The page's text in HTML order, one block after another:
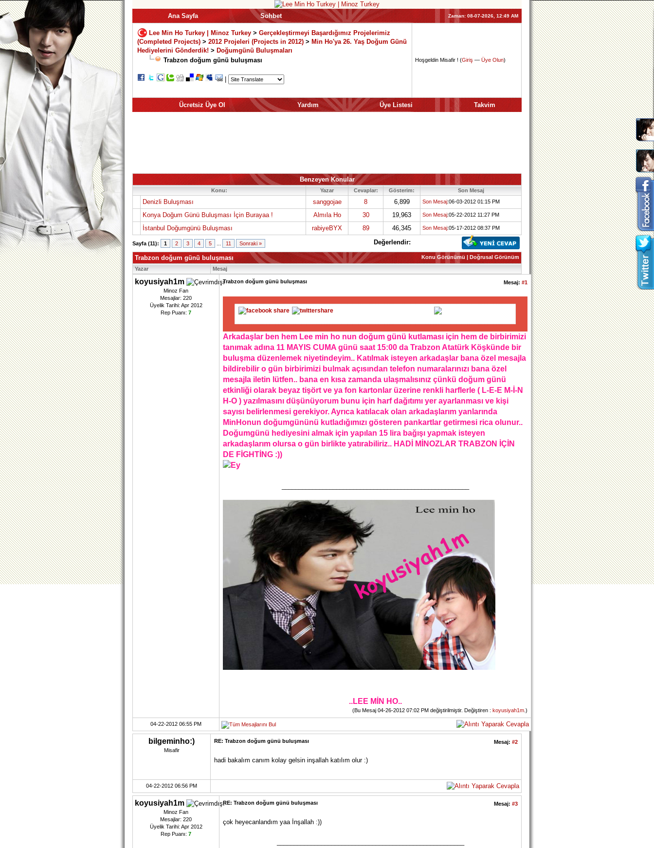
Ana Sayfa Sohbet Zaman:08-07-2026, 12:49 AM
Lee Min Ho Turkey | Minoz Turkey > Gerçekleştirmeyi Başardığımız Projelerimiz
(Completed Projects) > 2012 Projeleri (Projects in 2012) > Min Ho'ya 26. Yaş Doğum Günü
Hediyelerini Gönderdik! > Doğumgünü Buluşmaları
Trabzon doğum günü buluşması
Hoşgeldin Misafir ! (Giriş — Üye Olun)
Ücretsiz Üye Ol Yardım Üye Listesi Takvim
Benzeyen Konular
Konu: Yazar Cevaplar: Gösterim: Son Mesaj
Denizli Buluşması sanggojae 8 6,899 Son Mesaj:06-03-2012 01:15 PM
Konya Doğum Günü Buluşması İçin Burayaa ! Almıla Ho 30 19,963 Son Mesaj:05-22-2012 11:27 PM
İstanbul Doğumgünü Buluşması rabiyeBYX 89 46,345 Son Mesaj:05-17-2012 08:37 PM
Sayfa (11): 1 2 3 4 5 11 Sonraki » Değerlendir:
Konu Görünümü|Doğrusal Görünüm
Trabzon doğum günü buluşması
Yazar Mesaj
koyusiyah1m
Minoz Fan
Mesajlar: 220
Üyelik Tarihi: Apr 2012
Rep Puanı: 7
Mesaj: #1
Trabzon doğum günü buluşması
Arkadaşlar ben hem Lee min ho nun doğum günü kutlaması için hem de birbirimizi
tanımak adına 11 MAYIS CUMA günü saat 15:00 da Trabzon Atatürk Köşkünde bir
buluşma düzenlemek niyetindeyim.. Katılmak isteyen arkadaşlar bana özel mesajla
bildirebilir o gün birbirimizi bulmak açısından telefon numaralarınızı bana özel
mesajla iletin lütfen.. bana en kısa zamanda ulaşmalısınız çünkü doğum günü
etkinliği olarak beyaz tişört ve ya fon kartonlar üzerine renkli harflerle ( L-E-E M-İ-N
H-O ) yazılmasını düşünüyorum bunu için harf dağıtımı yer ayarlanması ve kişi
sayısı belirlenmesi gerekiyor. Ayrıca katılacak olan arkadaşlarım yanlarında
MinHonun doğumgününü kutladığımızı gösteren pankartlar getirmesi rica olunur..
Doğumgünü hediyesini almak için yapılan 15 lira bağışı yapmak isteyen
arkadaşlarım olursa o gün birlikte yatırabiliriz.. HADİ MİNOZLAR TRABZON İÇİN
DE FİGHTİNG :))
..LEE MİN HO..
(Bu Mesaj 04-26-2012 07:02 PM değiştirilmiştir. Değiştiren : koyusiyah1m .)
04-22-2012 06:55 PM
bilgeminho:)
Misafir
Mesaj: #2
RE: Trabzon doğum günü buluşması
hadi bakalım canım kolay gelsin inşallah katılım olur :)
04-22-2012 06:56 PM
koyusiyah1m
Minoz Fan
Mesajlar: 220
Üyelik Tarihi: Apr 2012
Rep Puanı: 7
Mesaj: #3
RE: Trabzon doğum günü buluşması
çok heyecanlandım yaa İnşallah :))